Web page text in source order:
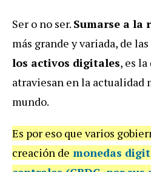
Ser o no ser. Sumarse a la
más grande y variada, de las
los activos digitales, es
atraviesan en la actualidad
mundo.
Es por eso que varios
creación de monedas